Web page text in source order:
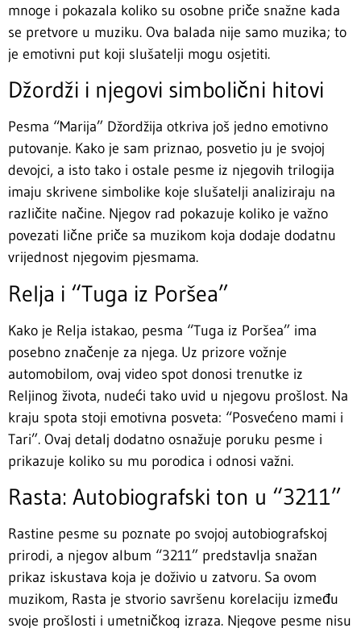
mnoge i pokazala koliko su osobne priče snažne kada
se pretvore u muziku. Ova balada nije samo muzika; to
je emotivni put koji slušatelji mogu osjetiti.
Džordži i njegovi simbolični hitovi
Pesma “Marija” Džordžija otkriva još jedno emotivno
putovanje. Kako je sam priznao, posvetio ju je svojoj
devojci, a isto tako i ostale pesme iz njegovih trilogija
imaju skrivene simbolike koje slušatelji analiziraju na
različite načine. Njegov rad pokazuje koliko je važno
povezati lične priče sa muzikom koja dodaje dodatnu
vrijednost njegovim pjesmama.
Relja i “Tuga iz Poršea”
Kako je Relja istakao, pesma “Tuga iz Poršea” ima
posebno značenje za njega. Uz prizore vožnje
automobilom, ovaj video spot donosi trenutke iz
Reljinog života, nudeći tako uvid u njegovu prošlost. Na
kraju spota stoji emotivna posveta: “Posvećeno mami i
Tari”. Ovaj detalj dodatno osnažuje poruku pesme i
prikazuje koliko su mu porodica i odnosi važni.
Rasta: Autobiografski ton u “3211”
Rastine pesme su poznate po svojoj autobiografskoj
prirodi, a njegov album “3211” predstavlja snažan
prikaz iskustava koja je doživio u zatvoru. Sa ovom
muzikom, Rasta je stvorio savršenu korelaciju između
svoje prošlosti i umetničkog izraza. Njegove pesme nisu